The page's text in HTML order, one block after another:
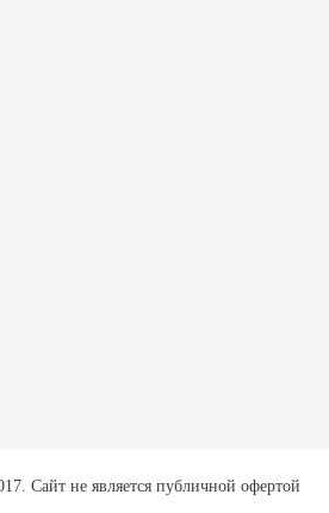
Сайт не является публичной офертой